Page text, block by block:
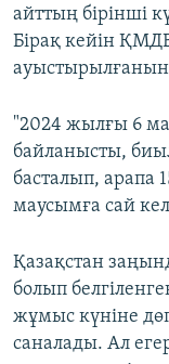
айттың бірінші
Бірақ кейін
ауыстырылғанын
"2024 жылғы 6
байланысты,
басталып, арапа
маусымға сай
Қазақстан
болып
жұмыс күніне
саналады. Ал